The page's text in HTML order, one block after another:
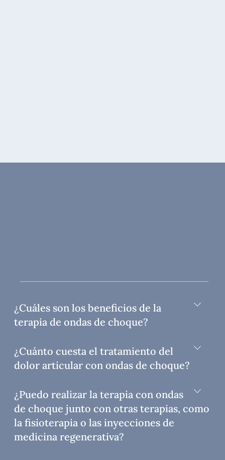
¿Cuáles son los beneficios de la
terapia de ondas de choque?
¿Cuánto cuesta el tratamiento del
dolor articular con ondas de choque?
¿Puedo realizar la terapia con ondas
de choque junto con otras terapias, como
la fisioterapia o las inyecciones de
medicina regenerativa?